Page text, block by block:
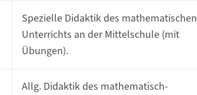
Spezielle Didaktik des mathematischen
Unterrichts an der Mittelschule (mit
Übungen).
Allg. Didaktik des mathematisch-